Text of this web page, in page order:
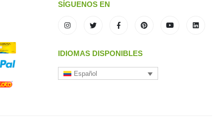
SÍGUENOS EN
IDIOMAS DISPONIBLES
Español